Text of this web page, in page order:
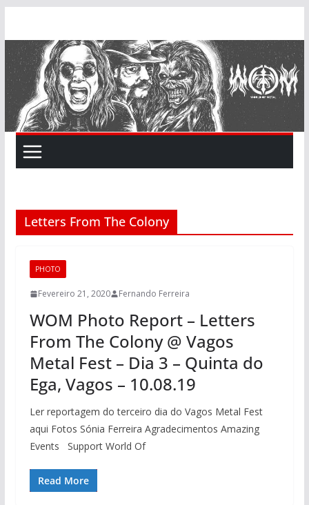
content
Letters From The Colony
PHOTO
Fevereiro 21, 2020 Fernando Ferreira
WOM Photo Report – Letters
From The Colony @ Vagos
Metal Fest – Dia 3 – Quinta do
Ega, Vagos – 10.08.19
Ler reportagem do terceiro dia do Vagos Metal Fest
aqui Fotos Sónia Ferreira Agradecimentos Amazing
Events Support World Of
Read More